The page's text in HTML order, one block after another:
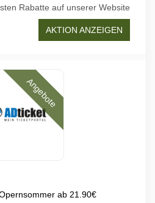
Rabatte auf unserer Website
AKTION ANZEIGEN
Angebote
ab 21.90€